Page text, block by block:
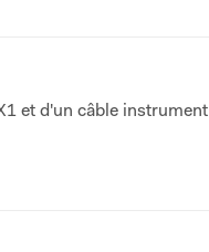
et d'un câble instrument